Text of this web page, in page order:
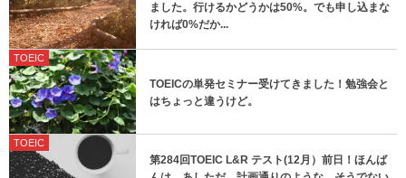
ました。行けるかどうかは50%。でも申し込まな
ければ0%だか...
TOEIC
TOEICの単発セミナー受けてきました！勉強会と
はちょっと違うけど。
TOEIC
第284回TOEIC L&R テスト(12月）前日！ほんば